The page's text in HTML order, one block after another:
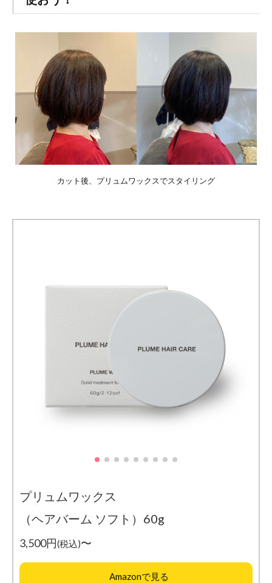
カット後、プリュムワックスでスタイリング
プリュムワックス
（ヘアバーム ソフト）60g
3,500円(税込)〜
Amazonで見る